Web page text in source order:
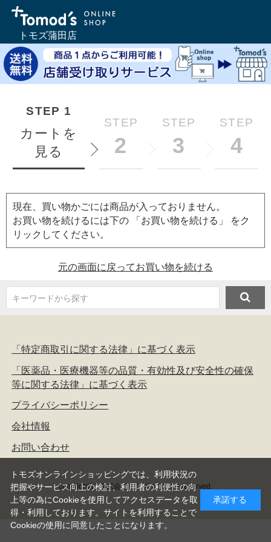
トモズ蒲田店
STEP 1
カートを
見る
STEP
2
STEP
3
STEP
4
現在、買い物かごには商品が入っておりません。
お買い物を続けるには下の 「お買い物を続ける」 をク
リックしてください。
元の画面に戻ってお買い物を続ける
キーワードから探す
「特定商取引に関する法律」に基づく表示
「医薬品・医療機器等の品質・有効性及び安全性の確保
等に関する法律」に基づく表示
プライバシーポリシー
会社情報
お問い合わせ
copyright(c) 株式会社トモズ all rights reserved.
トモズオンラインショッピングでは、利用状況の
把握やサービス向上の検討、利用者の利便性の向
上等の為にCookieを使用してアクセスデータを取
得・利用しております。サイトを利用することで
Cookieの使用に同意したことになります。
承諾する